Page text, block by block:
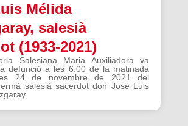
Mélida
salesià
(1933-2021)
Salesiana Maria Auxiliadora va
defunció a les 6.00 de la matinada
24 de novembre de 2021 del
salesià sacerdot don José Luis